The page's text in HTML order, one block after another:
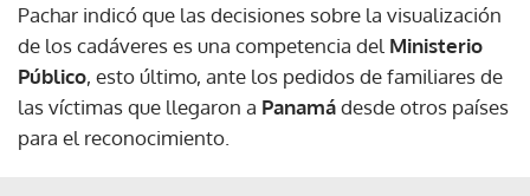
Pachar indicó que las decisiones sobre la visualización
de los cadáveres es una competencia del Ministerio
Público, esto último, ante los pedidos de familiares de
las víctimas que llegaron a Panamádesde otros países
para el reconocimiento.